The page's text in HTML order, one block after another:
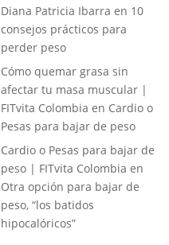
Diana Patricia Ibarra en 10
consejos prácticos para
perder peso
Cómo quemar grasa sin
afectar tu masa muscular |
FITvita Colombia en Cardio o
Pesas para bajar de peso
Cardio o Pesas para bajar de
peso | FITvita Colombia en
Otra opción para bajar de
peso, “los batidos
hipocalóricos”